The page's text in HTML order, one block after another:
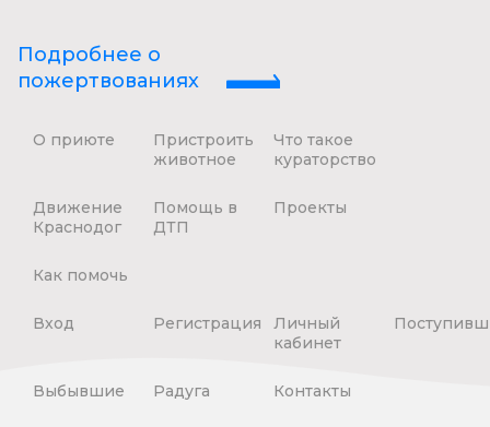
Подробнее о
пожертвованиях
О приюте
Пристроить
животное
Что такое
кураторство
Движение
Краснодог
Помощь в
ДТП
Проекты
Как помочь
Вход Регистрация
Личный
кабинет
Выбывшие Радуга Контакты